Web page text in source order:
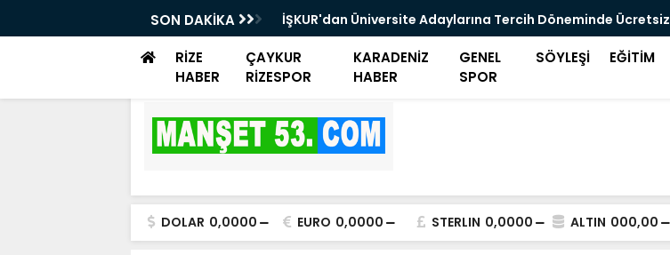
SON DAKİKA
Günü düzenlendi
İŞKUR'dan Üniversite Adaylarına Tercih Döneminde Ücretsiz
Danışmanlık Desteği
RİZE
HABER
ÇAYKUR
RİZESPOR
KARADENİZ
HABER
GENEL
SPOR
SÖYLEŞİ EĞİTİM
DOLAR 0,0000 EURO 0,0000 STERLIN 0,0000 ALTIN 000,00